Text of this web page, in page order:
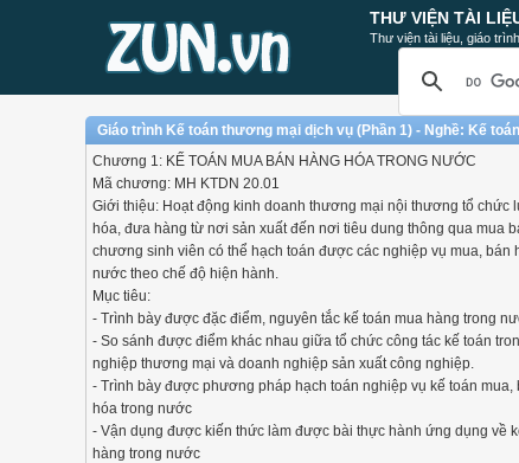
THƯ VIỆN TÀI
Thư viện tài liệu, giáo
Giáo trình Kế toán thương mại dịch vụ (Phần 1) - Nghề: Kế
Chương 1: KẾ TOÁN MUA BÁN HÀNG HÓA TRONG NƯỚC
Mã chương: MH KTDN 20.01
Giới thiệu: Hoạt động kinh doanh thương mại nội thương tổ chức
hóa, đưa hàng từ nơi sản xuất đến nơi tiêu dung thông qua mua
chương sinh viên có thể hạch toán được các nghiệp vụ mua, bán
nước theo chế độ hiện hành.
Mục tiêu:
- Trình bày được đặc điểm, nguyên tắc kế toán mua hàng trong
- So sánh được điểm khác nhau giữa tổ chức công tác kế toán
nghiệp thương mại và doanh nghiệp sản xuất công nghiệp.
- Trình bày được phương pháp hạch toán nghiệp vụ kế toán mua,
hóa trong nước
- Vận dụng được kiến thức làm được bài thực hành ứng dụng về
hàng trong nước